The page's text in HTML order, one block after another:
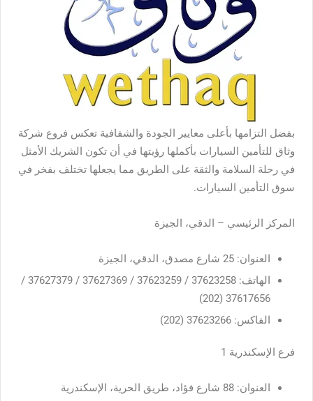
بفضل التزامها بأعلى معايير الجودة والشفافية تعكس فروع شركة
وثاق للتأمين السيارات بأكملها رؤيتها في أن تكون الشريك الأمثل
في رحلة السلامة والثقة على الطريق مما يجعلها تختلف بفخر في
سوق التأمين السيارات.
المركز الرئيسي – الدقي، الجيزة
العنوان: 25 شارع مصدق، الدقي، الجيزة
الهاتف: 37623258 / 37623259 / 37627369 / 37627379 /
37617656 (202)
الفاكس: 37623266 (202)
فرع الإسكندرية 1
العنوان: 88 شارع فؤاد، طريق الحرية، الإسكندرية